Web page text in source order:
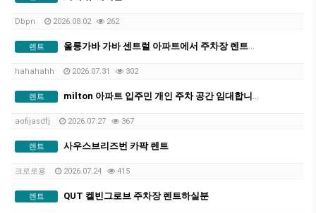
Dbpn 2026.08.02 262
렌트 울릉가바 가바 센트럴 아파트에서 주차장 렌트합니다
hahahahh 2026.07.31 302
렌트 milton 아파트 입주민 개인 주차 공간 임대합니다 (지정석) !!
aofijasdfj 2026.07.27 367
렌트 사우스브리즈번 카팍 렌트
크로로용 2026.07.24 415
렌트 QUT 켈빈그로브 주차장 렌트하실분